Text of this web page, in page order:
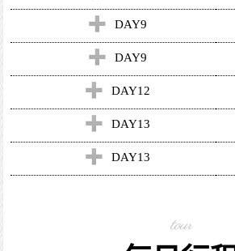
DAY9
DAY9
DAY12
DAY13
DAY13
tour